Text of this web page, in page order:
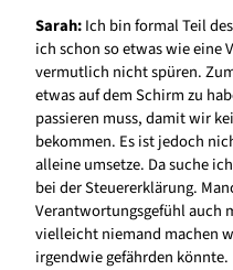
Sarah:Ich bin formal Teil
ich schon so etwas wie eine
vermutlich nicht spüren.
etwas auf dem Schirm zu
passieren muss, damit wir
bekommen. Es ist jedoch
alleine umsetze. Da suche
bei der Steuererklärung.
Verantwortungsgefühl auch
vielleicht niemand machen
irgendwie gefährden könnte.